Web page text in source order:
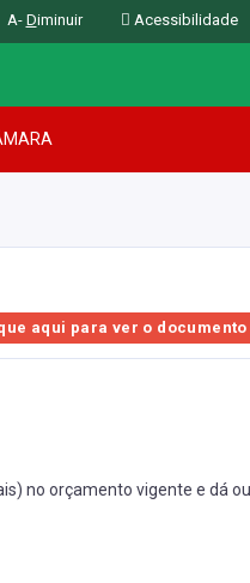
A- Diminuir Acessibilidade
aqui para ver o
no orçamento vigente e dá